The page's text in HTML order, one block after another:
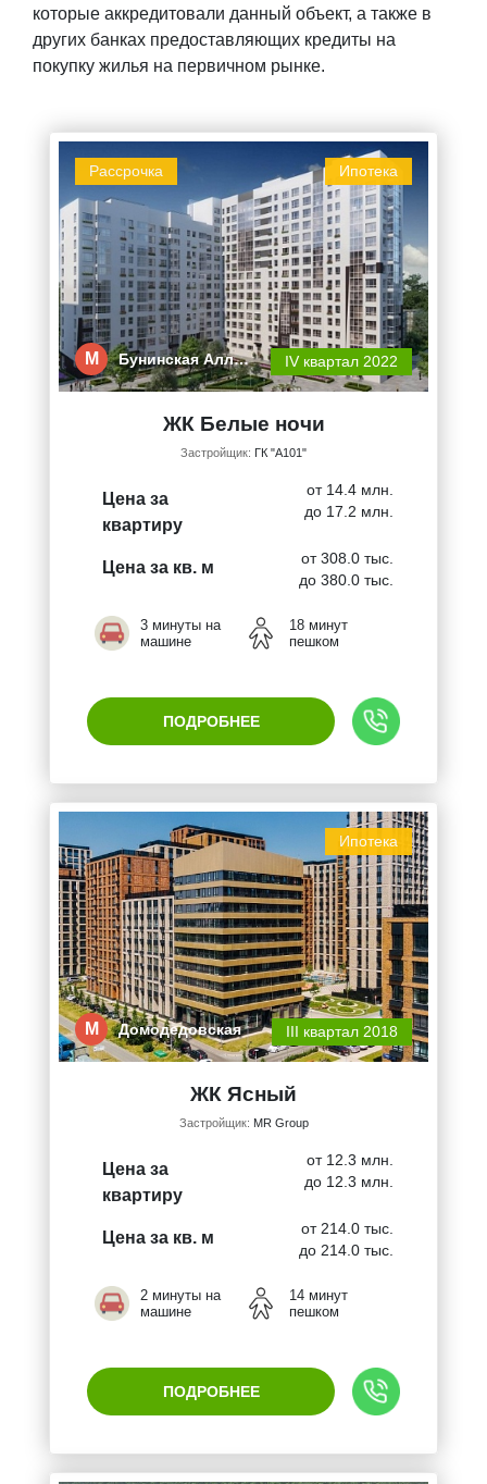
которые аккредитовали данный объект, а также в
других банках предоставляющих кредиты на
покупку жилья на первичном рынке.
Ипотека
Рассрочка
М Бунинская Алл… IV квартал 2022
ЖК Белые ночи
Застройщик: ГК "А101"
Цена за
квартиру
от 14.4 млн.
до 17.2 млн.
Цена за кв. м
от 308.0 тыс.
до 380.0 тыс.
3 минуты на
машине
18 минут
пешком
ПОДРОБНЕЕ
Ипотека
М Домодедовская III квартал 2018
ЖК Ясный
Застройщик: MR Group
Цена за
квартиру
от 12.3 млн.
до 12.3 млн.
Цена за кв. м
от 214.0 тыс.
до 214.0 тыс.
2 минуты на
машине
14 минут
пешком
ПОДРОБНЕЕ